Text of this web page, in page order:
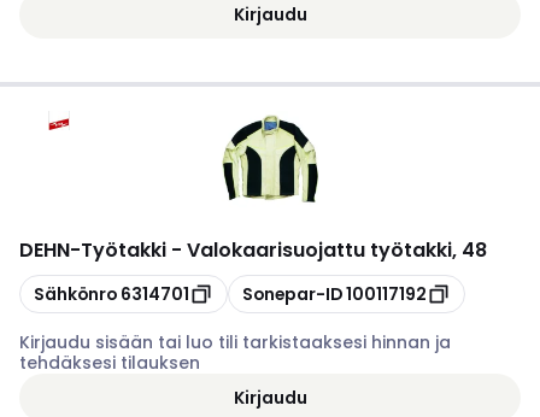
Kirjaudu
DEHN-Työtakki - Valokaarisuojattu työtakki, 48
Kopioi
Sähkönro 6314701 Kopioi
Sonepar-ID100117192
Kirjaudu sisään tai luo tili tarkistaaksesi hinnan ja
tehdäksesi tilauksen
Kirjaudu